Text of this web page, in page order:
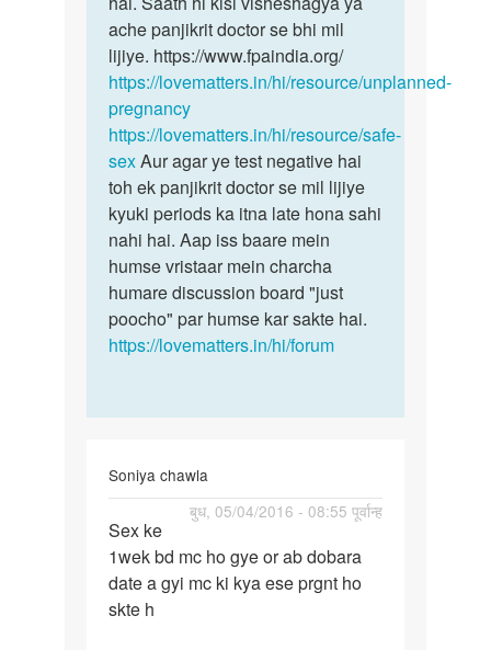
by
Soniya
ache panjikrit doctor se bhi mil
lijiye. https://www.fpaindia.org/
https://lovematters.in/hi/resource/unplanned-
pregnancy
https://lovematters.in/hi/resource/safe-
sexAur agar ye test negative hai
toh ek panjikrit doctor se mil lijiye
kyuki periods ka itna late hona sahi
nahi hai. Aap iss baare mein
humse vristaar mein charcha
humare discussion board "just
poocho" par humse kar sakte hai.
https://lovematters.in/hi/forum
Soniya chawla
बुध, 05/04/2016 - 08:55 पूर्वान्ह
Sex
ke
1wek
bd
Sex ke
1wek bd mc ho gye or ab dobara
date a gyi mc ki kya ese prgnt ho
skte h